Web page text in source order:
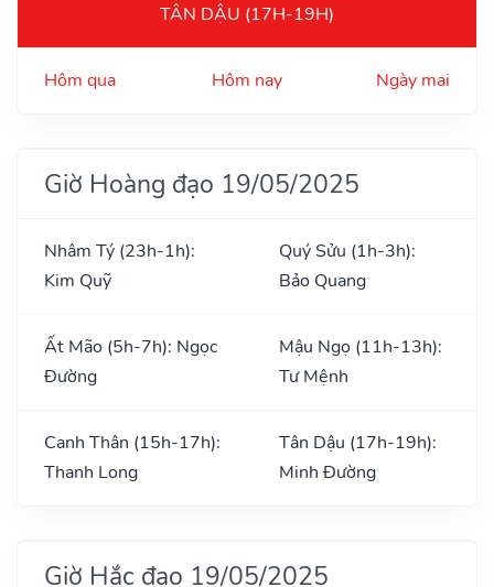
TÂN DẬU (17H-19H)
Hôm qua Hôm nay Ngày mai
Giờ Hoàng đạo 19/05/2025
Nhâm Tý (23h-1h):
Kim Quỹ
Quý Sửu (1h-3h):
Bảo Quang
Ất Mão (5h-7h): Ngọc
Đường
Mậu Ngọ (11h-13h):
Tư Mệnh
Canh Thân (15h-17h):
Thanh Long
Tân Dậu (17h-19h):
Minh Đường
Giờ Hắc đạo 19/05/2025